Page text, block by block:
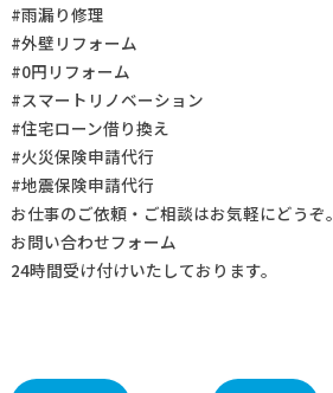
#雨漏り修理
#外壁リフォーム
#0円リフォーム
#スマートリノベーション
#住宅ローン借り換え
#火災保険申請代行
#地震保険申請代行
お仕事のご依頼・ご相談はお気軽にどうぞ。
お問い合わせフォーム
24時間受け付けいたしております。